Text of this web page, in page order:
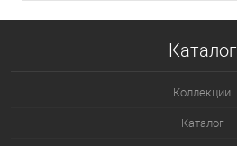
Каталог
Коллекции
Каталог